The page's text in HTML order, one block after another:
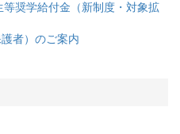
等奨学給付金（新制度・対象拡
者）のご案内